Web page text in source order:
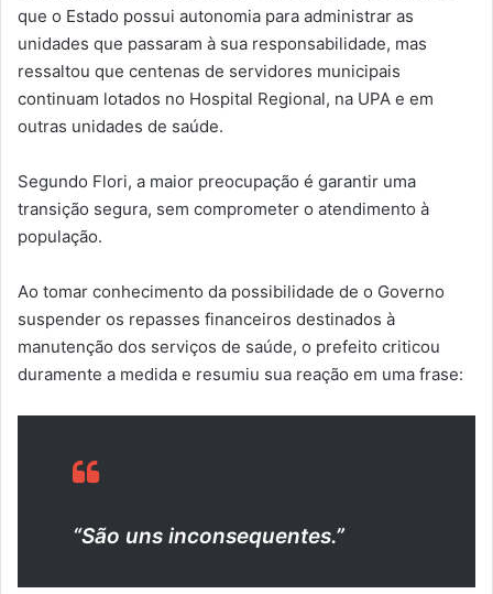
que o Estado possui autonomia para administrar as
unidades que passaram à sua responsabilidade, mas
ressaltou que centenas de servidores municipais
continuam lotados no Hospital Regional, na UPA e em
outras unidades de saúde.
Segundo Flori, a maior preocupação é garantir uma
transição segura, sem comprometer o atendimento à
população.
Ao tomar conhecimento da possibilidade de o Governo
suspender os repasses financeiros destinados à
manutenção dos serviços de saúde, o prefeito criticou
duramente a medida e resumiu sua reação em uma frase:
“São uns inconsequentes.”